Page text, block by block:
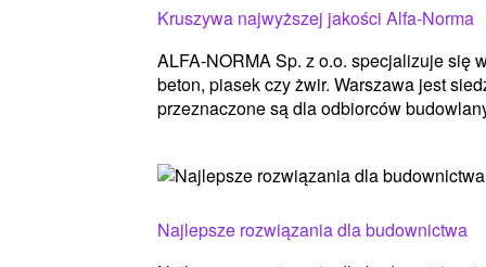
Kruszywa najwyższej jakości Alfa-Norma
ALFA-NORMA Sp. z o.o. specjalizuje się
beton, piasek czy żwir. Warszawa jest
przeznaczone są dla odbiorców
Najlepsze rozwiązania dla budownictwa